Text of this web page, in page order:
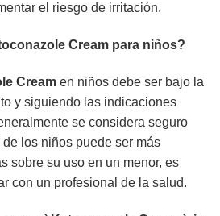
el riesgo de irritación.
Cream para niños?
Cream en niños debe ser bajo la
y siguiendo las indicaciones
se considera seguro
los niños puede ser más
sobre su uso en un menor, es
con un profesional de la salud.